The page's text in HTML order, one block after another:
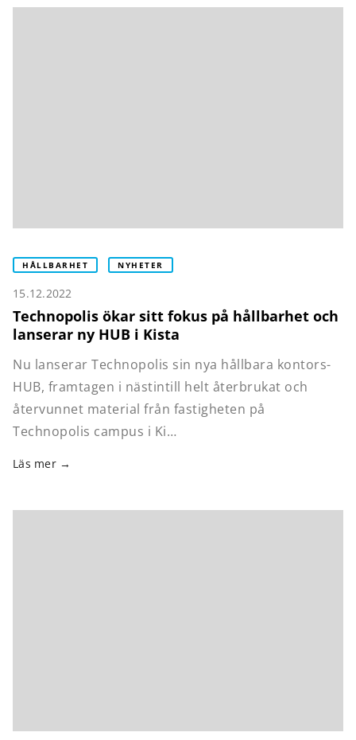
HÅLLBARHET NYHETER
15.12.2022
Technopolis ökar sitt fokus på hållbarhet och
lanserar ny HUB i Kista
Nu lanserar Technopolis sin nya hållbara kontors-
HUB, framtagen i nästintill helt återbrukat och
återvunnet material från fastigheten på
Technopolis campus i Ki…
Läs mer